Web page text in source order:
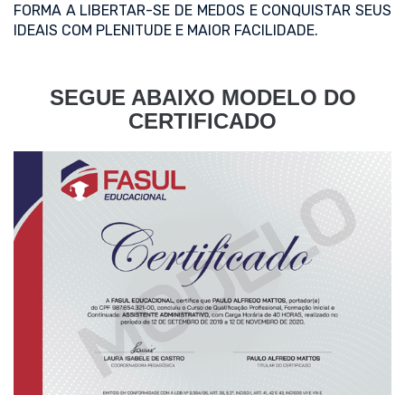
FORMA A LIBERTAR-SE DE MEDOS E CONQUISTAR SEUS
IDEAIS COM PLENITUDE E MAIOR FACILIDADE.
SEGUE ABAIXO MODELO DO
CERTIFICADO